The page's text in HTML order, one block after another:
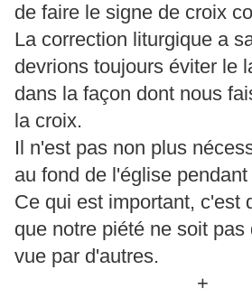
de faire le signe de croix
La correction liturgique a
devrions toujours éviter le
dans la façon dont nous
la croix.
Il n'est pas non plus
au fond de l'église
Ce qui est important, c'est
que notre piété ne soit pas
vue par d'autres.
+